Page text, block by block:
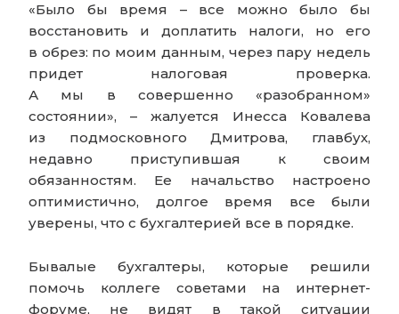
«Было бы время – все можно было бы
восстановить и доплатить налоги, но его
в обрез: по моим данным, через пару недель
придет налоговая проверка.
А мы в совершенно «разобранном»
состоянии», – жалуется Инесса Ковалева
из подмосковного Дмитрова, главбух,
недавно приступившая к своим
обязанностям. Ее начальство настроено
оптимистично, долгое время все были
уверены, что с бухгалтерией все в порядке.
Бывалые бухгалтеры, которые решили
помочь коллеге советами на интернет-
форуме, не видят в такой ситуации